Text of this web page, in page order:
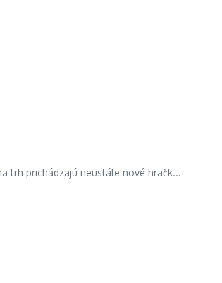
trh prichádzajú neustále nové hračk...